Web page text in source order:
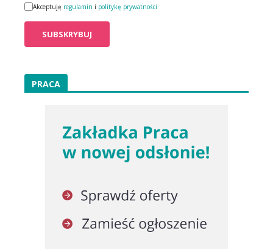
Akceptuję regulamin i politykę prywatności
PRACA